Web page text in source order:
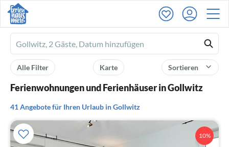
Ferienhausmiete
logo
Sortieren
Karte
Alle Filter
Ferienwohnungen und Ferienhäuser in Gollwitz
41 Angebote für Ihren Urlaub in Gollwitz
10%